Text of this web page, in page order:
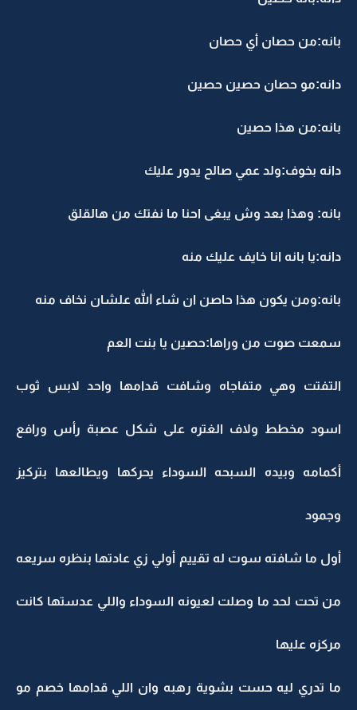
بانه:من حصان أي حصان
دانه:مو حصان حصين حصين
بانه:من هذا حصين
دانه بخوف:ولد عمي صالح يدور عليك
بانه: وهذا بعد وش يبغى احنا ما نفتك من هالقلق
دانه:يا بانه انا خايف عليك منه
بانه:ومن يكون هذا حاصن ان شاء الله علشان نخاف منه
سمعت صوت من وراها:حصين يا بنت العم
التفتت وهي متفاجاه وشافت قدامها واحد لابس ثوب
اسود مخطط ولاف الغتره على شكل عصبة رأس ورافع
أكمامه وبيده السبحه السوداء يحركها ويطالعها بتركيز
وجمود
أول ما شافته سوت له تقييم أولي زي عادتها بنظره سريعه
من تحت لحد ما وصلت لعيونه السوداء واللي عدستها كانت
مركزه عليها
ما تدري ليه حست بشوية رهبه وان اللي قدامها خصم مو